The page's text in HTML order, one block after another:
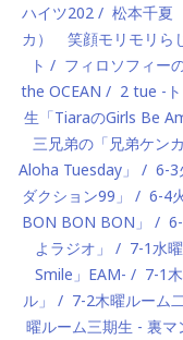
ハイツ202
松本千夏
カ） 笑顔モリモリら
ト
フィロソフィー
the OCEAN
2 tue -
生「TiaraのGirls Be
三兄弟の「兄弟ケンカ
Aloha Tuesday」
6-3
ダクション99」
6-4
BON BON BON」
よラジオ」
7-1水
Smile」EAM-
7-1
ル」
7-2木曜ルーム
曜ルーム三期生 - 裏